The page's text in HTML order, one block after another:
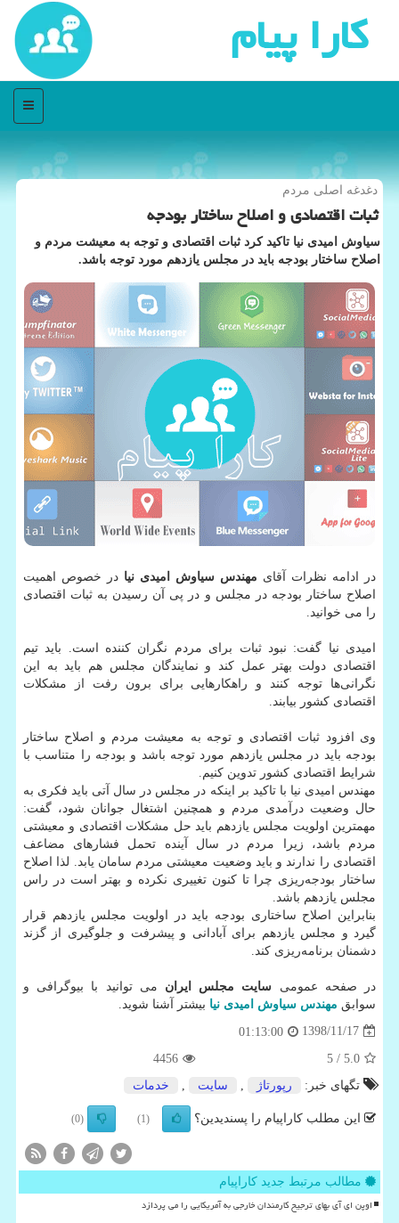
كارا پیام
منو
دغدغه اصلی مردم
ثبات اقتصادی و اصلاح ساختار بودجه
سیاوش امیدی نیا تاكید كرد ثبات اقتصادی و توجه به معیشت مردم و
اصلاح ساختار بودجه باید در مجلس یازدهم مورد توجه باشد.
در ادامه نظرات آقای مهندس سیاوش امیدی نیا در خصوص اهمیت
اصلاح ساختار بودجه در مجلس و در پی آن رسیدن به ثبات اقتصادی
را می خوانید.
امیدی نیا گفت: نبود ثبات برای مردم نگران کننده است. باید تیم
اقتصادی دولت بهتر عمل کند و نمایندگان مجلس هم باید به این
نگرانی‌ها توجه کنند و راهکار‌هایی برای برون رفت از مشکلات
اقتصادی کشور بیابند.
وی افزود ثبات اقتصادی و توجه به معیشت مردم و اصلاح ساختار
بودجه باید در مجلس یازدهم مورد توجه باشد و بودجه را متناسب با
شرایط اقتصادی کشور تدوین کنیم.
مهندس امیدی نیا با تاکید بر اینکه در مجلس در سال آتی باید فکری به
حال وضعیت درآمدی مردم و همچنین اشتغال جوانان شود، گفت:
مهمترین اولویت مجلس یازدهم باید حل مشکلات اقتصادی و معیشتی
مردم باشد، زیرا مردم در سال آینده تحمل فشارهای مضاعف
اقتصادی را ندارند و باید وضعیت معیشتی مردم سامان یابد. لذا اصلاح
ساختار بودجه‌ریزی چرا تا کنون تغییری نکرده و بهتر است در راس
مجلس یازدهم باشد.
بنابراین اصلاح ساختاری بودجه باید در اولویت مجلس یازدهم قرار
گیرد و مجلس یازدهم برای آبادانی و پیشرفت و جلوگیری از گزند
دشمنان برنامه‌ریزی کند.
در صفحه عمومی سایت مجلس ایران می توانید با بیوگرافی و
سوابق مهندس سیاوش امیدی نیا بیشتر آشنا شوید.
1398/11/17
01:13:00
5.0
/ 5
4456
تگهای خبر:
رپورتاژ سایت خدمات
این مطلب کاراپیام را پسندیدین؟ (1)
(0)
مطالب مرتبط جدید کاراپیام
اوپن ای آی بهای ترجیح کارمندان خارجی به آمریکایی را می پردازد